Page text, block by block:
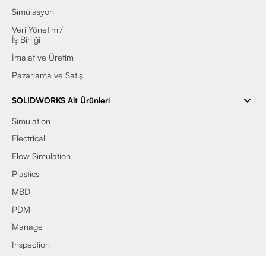
Simülasyon
Veri Yönetimi/
İş Birliği
İmalat ve Üretim
Pazarlama ve Satış
SOLIDWORKS Alt Ürünleri
Simulation
Electrical
Flow Simulation
Plastics
MBD
PDM
Manage
Inspection